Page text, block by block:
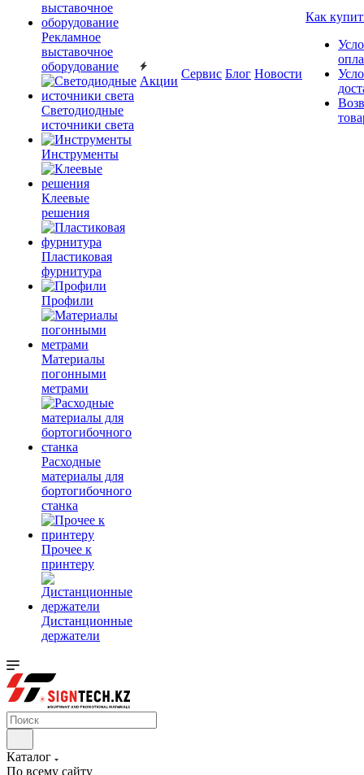
Рекламное
выставочное
оборудование
Светодиодные
источники света
Инструменты
Клеевые
решения
Пластиковая
фурнитура
Профили
Материалы
погонными
метрами
Расходные
материалы для
бортогибочного
станка
Прочее к
принтеру
Дистанционные
держатели
Акции
Сервис Блог Новости
Как
Каталог
По всему сайту